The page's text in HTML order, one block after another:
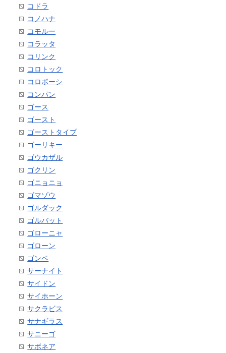
コドラ
コノハナ
コモルー
コラッタ
コリンク
コロトック
コロボーシ
コンパン
ゴース
ゴースト
ゴーストタイプ
ゴーリキー
ゴウカザル
ゴクリン
ゴニョニョ
ゴマゾウ
ゴルダック
ゴルバット
ゴローニャ
ゴローン
ゴンベ
サーナイト
サイドン
サイホーン
サクラビス
サナギラス
サニーゴ
サボネア